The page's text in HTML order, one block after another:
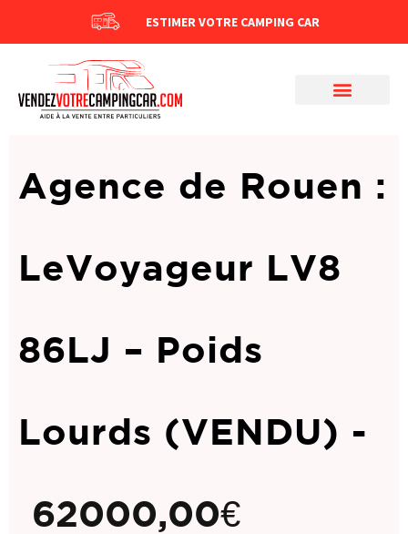
ESTIMER VOTRE CAMPING CAR
Agence de Rouen :
LeVoyageur LV8
86LJ – Poids
Lourds (VENDU) -
62000,00€